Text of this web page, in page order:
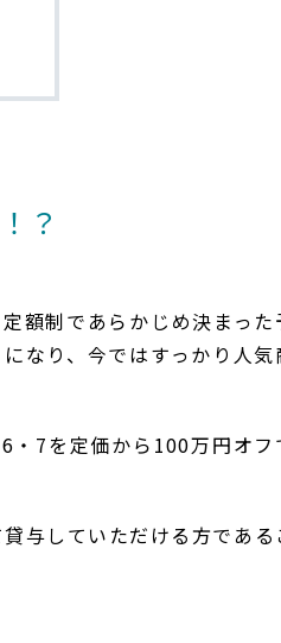
？
額制であらかじめ決まった
なり、今ではすっかり人気
・7を定価から100万円オフ
与していただける方である